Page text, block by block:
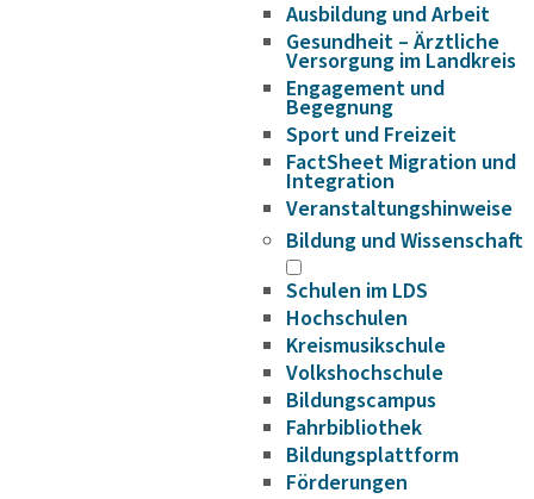
Ausbildung und Arbeit
Gesundheit – Ärztliche
Versorgung im Landkreis
Engagement und
Begegnung
Sport und Freizeit
FactSheet Migration und
Integration
Veranstaltungshinweise
Bildung und Wissenschaft
Schulen im LDS
Hochschulen
Kreismusikschule
Volkshochschule
Bildungscampus
Fahrbibliothek
Bildungsplattform
Förderungen